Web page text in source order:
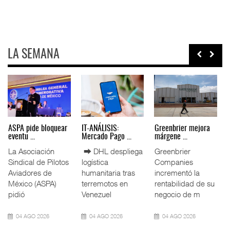
LA SEMANA
Miguel Ángel Bres
encabez ...
La Confederación
de Cámaras
Industriales
(CONCAMIN)
designó a Migu
07 AGO 2026
IT-ANÁLISIS: Puerto
Lázar ...
⮕ Canal de
Panamá reducirá
nuevamente el
calado de
Neopanamax ⮕
06 AGO 2026
La ATTRAPI licita
red de ...
La Agencia de
Trenes y
Transporte Público
Integrado
(ATTRAPI) abri
06 AGO 2026